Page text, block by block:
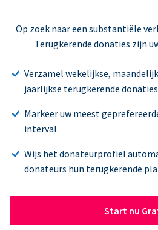
Op zoek naar een substantiële
Terugkerende donaties zijn
Verzamel wekelijkse,
jaarlijkse terugkerende
Markeer uw meest
interval.
Wijs het donateurprofiel
donateurs hun terugkerende
Start nu